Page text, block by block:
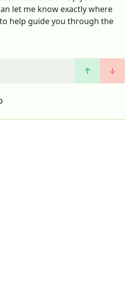
let me know exactly where
help guide you through the